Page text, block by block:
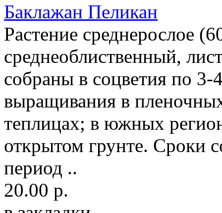
Баклажан Пеликан
Растение среднерослое
среднеоблиственный,
собраны в соцветия по
выращивания в
теплицах; в южных
открытом грунте. Сроки
период ..
20.00 р.